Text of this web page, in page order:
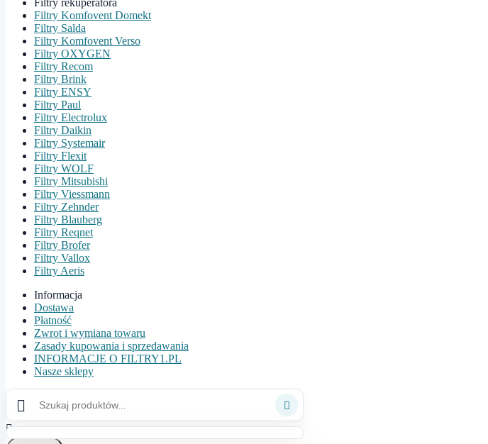
Filtry Komfovent Domekt
Filtry Salda
Filtry Komfovent Verso
Filtry OXYGEN
Filtry Recom
Filtry Brink
Filtry ENSY
Filtry Paul
Filtry Electrolux
Filtry Daikin
Filtry Systemair
Filtry Flexit
Filtry WOLF
Filtry Mitsubishi
Filtry Viessmann
Filtry Zehnder
Filtry Blauberg
Filtry Reqnet
Filtry Brofer
Filtry Vallox
Filtry Aeris
Informacja
Dostawa
Płatność
Zwrot i wymiana towaru
Zasady kupowania i sprzedawania
INFORMACJE O FILTRY1.PL
Nasze sklepy


